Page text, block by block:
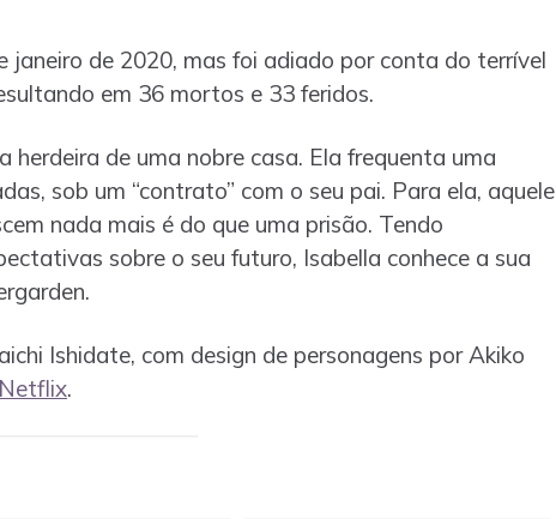
janeiro de 2020, mas foi adiado por conta do terrível
em 36 mortos e 33 feridos.
herdeira de uma nobre casa. Ela frequenta uma
sob um “contrato” com o seu pai. Para ela, aquele
nada mais é do que uma prisão. Tendo
sobre o seu futuro, Isabella conhece a sua
Ishidate, com design de personagens por Akiko
Netflix.